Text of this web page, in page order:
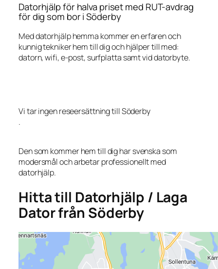
Datorhjälp för halva priset med RUT-avdrag
för dig som bor i Söderby
Med datorhjälp hemma kommer en erfaren och
kunnig tekniker hem till dig och hjälper till med:
datorn, wifi, e-post, surfplatta samt vid datorbyte.
Vi tar ingen reseersättning till Söderby
.
Den som kommer hem till dig har svenska som
modersmål och arbetar professionellt med
datorhjälp.
Hitta till Datorhjälp / Laga
Dator från Söderby